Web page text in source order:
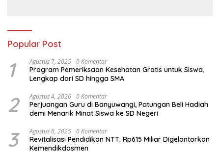
Popular Post
1 Agustus 7, 2025 0 Komentar
Program Pemeriksaan Kesehatan Gratis untuk Siswa,
Lengkap dari SD hingga SMA
2 Agustus 4, 2026 0 Komentar
Perjuangan Guru di Banyuwangi, Patungan Beli Hadiah
demi Menarik Minat Siswa ke SD Negeri
3 Agustus 6, 2025 0 Komentar
Revitalisasi Pendidikan NTT: Rp615 Miliar Digelontorkan
Kemendikdasmen